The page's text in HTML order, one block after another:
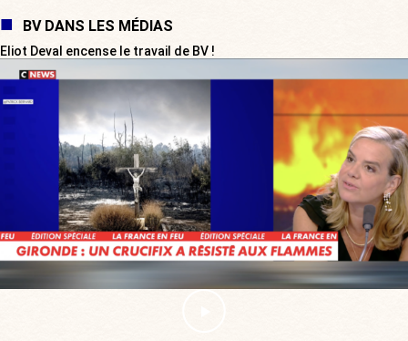
BV DANS LES MÉDIAS
Eliot Deval encense le travail de BV !